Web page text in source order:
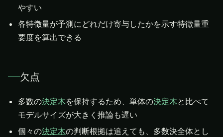
やすい
各特徴量が予測にどれだけ寄与したかを示す特徴量重
要度を算出できる
欠点
多数の決定木を保持するため、単体の決定木と比べて
モデルサイズが大きく推論も遅い
個々の決定木の判断根拠は追えても、多数決全体とし